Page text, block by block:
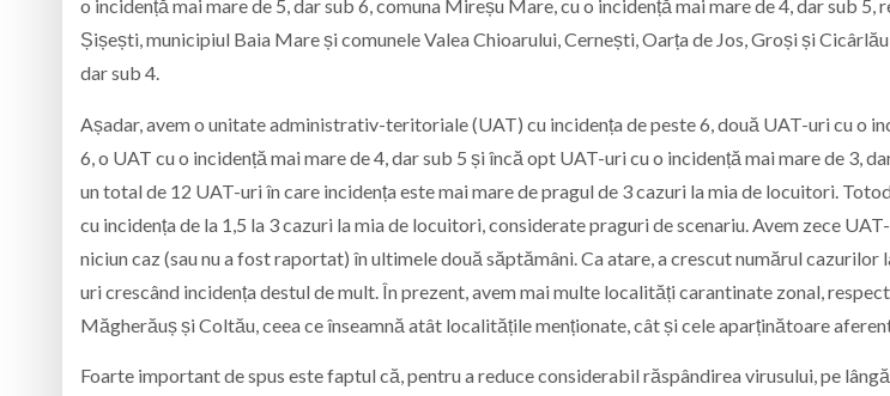
o incidență mai mare de 5, dar sub 6, comuna Mireșu Mare, cu o incidență mai mare de 4, dar sub 5,
Șișești, municipiul Baia Mare și comunele Valea Chioarului, Cernești, Oarța de Jos, Groși și
dar sub 4.
Așadar, avem o unitate administrativ-teritoriale (UAT) cu incidența de peste 6, două UAT-uri cu o
6, o UAT cu o incidență mai mare de 4, dar sub 5 și încă opt UAT-uri cu o incidență mai mare de 3,
un total de 12 UAT-uri în care incidența este mai mare de pragul de 3 cazuri la mia de locuitori.
cu incidența de la 1,5 la 3 cazuri la mia de locuitori, considerate praguri de scenariu. Avem zece
niciun caz (sau nu a fost raportat) în ultimele două săptămâni. Ca atare, a crescut numărul cazurilor
uri crescând incidența destul de mult. În prezent, avem mai multe localități carantinate zonal,
Măgherăuș și Coltău, ceea ce înseamnă atât localitățile menționate, cât și cele aparținătoare
Foarte important de spus este faptul că, pentru a reduce considerabil răspândirea virusului, pe